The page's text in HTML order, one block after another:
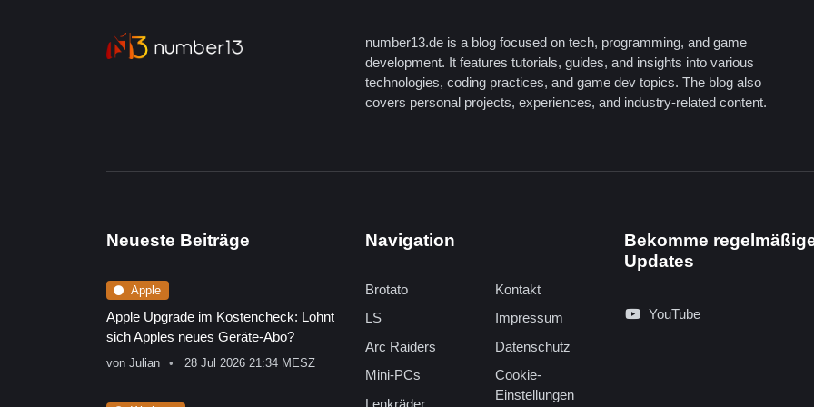
number13.de is a blog focused on tech, programming, and game
development. It features tutorials, guides, and insights into various
technologies, coding practices, and game dev topics. The blog also
covers personal projects, experiences, and industry-related content.
Neueste Beiträge
Apple
Apple Upgrade im Kostencheck: Lohnt
sich Apples neues Geräte-Abo?
von Julian 28 Jul 2026 21:34 MESZ
Navigation
Brotato
LS
Arc Raiders
Mini-PCs
Lenkräder
Kontakt
Impressum
Datenschutz
Cookie-
Einstellungen
Bekomme
Updates
YouTube